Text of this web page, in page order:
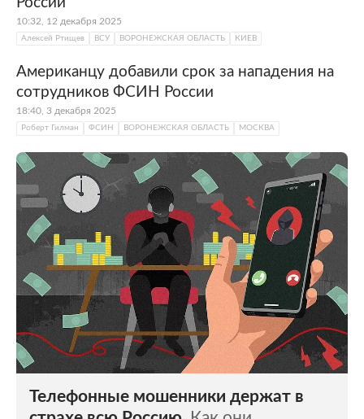
10:32, 12 декабря 2025
Алексей Ртищев ВСУ ВОРОНЕЖСКАЯ ОБЛАСТЬ КИЕВ
Американцу добавили срок за нападения на
сотрудников ФСИН России
18:40, 3 декабря 2025
Роберт Гилман ФСИН ВОРОНЕЖСКАЯ ОБЛАСТЬ МОСКВА
Телефонные мошенники держат в